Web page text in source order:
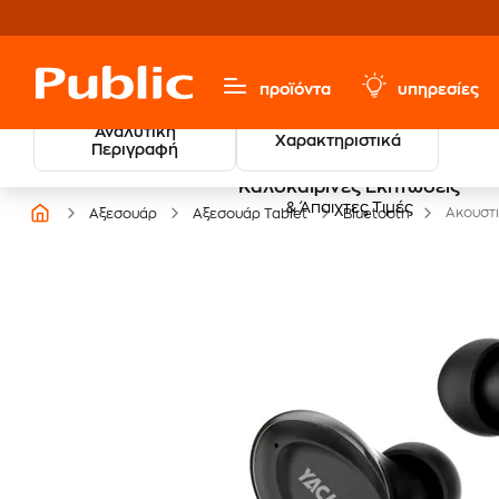
προϊόντα υπηρεσίες
Αναλυτική
Περιγραφή
Χαρακτηριστικά
Καλοκαιρινές Εκπτώσεις
& Άπαιχτες Τιμές
Αξεσουάρ Αξεσουάρ Tablet Bluetooth